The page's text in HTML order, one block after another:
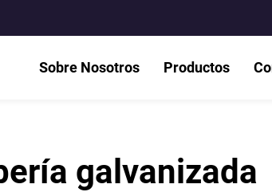
Sobre Nosotros Productos
galvanizada